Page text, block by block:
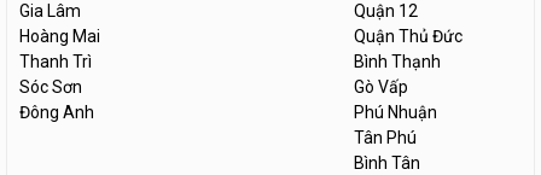
Gia Lâm
Hoàng Mai
Thanh Trì
Sóc Sơn
Đông Anh
Quận 12
Quận Thủ Đức
Bình Thạnh
Gò Vấp
Phú Nhuận
Tân Phú
Bình Tân